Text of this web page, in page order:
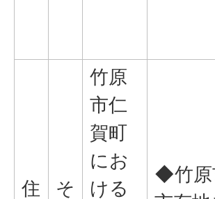
住 そ
竹原
市仁
賀町
にお
ける
◆竹原